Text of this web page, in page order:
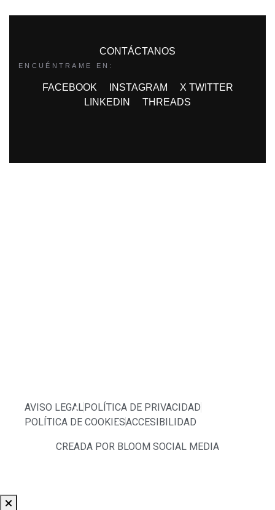
CONTÁCTANOS
ENCUÉNTRAME EN:
FACEBOOK INSTAGRAM
X TWITTER
LINKEDIN
THREADS
CREADA POR BLOOM SOCIAL MEDIA
AVISO LEGAL POLÍTICA DE PRIVACIDAD
POLÍTICA DE COOKIESACCESIBILIDAD